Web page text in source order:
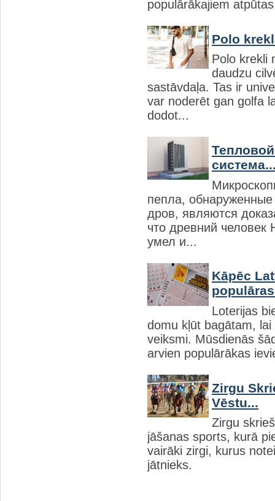
populārākajiem
Polo
Polo krekli
daudzu
sastāvdaļa. Tas ir
var noderēt gan golfa
dodot...
пепла, обнаруженные
дров, являются
что древний человек
умел и...
Kāpēc
Loterijas
domu kļūt bagātam, lai
veiksmi. Mūsdienās
arvien populārākas
Zirgu
Vēstu...
Zirgu
jāšanas sports, kurā
vairāki zirgi, kurus
jātnieks.